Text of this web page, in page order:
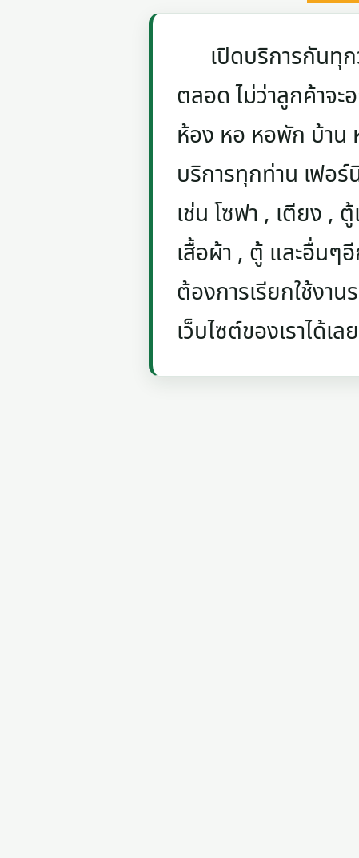
เปิดบริการกันทุก
ตลอด ไม่ว่าลูกค้าจะ
ห้อง หอ หอพัก บ้าน
บริการทุกท่าน เฟอร์
เช่น โซฟา , เตียง ,
เสื้อผ้า , ตู้ และอื่นๆ
ต้องการเรียกใช้งา
เว็บไซต์ของเราได้